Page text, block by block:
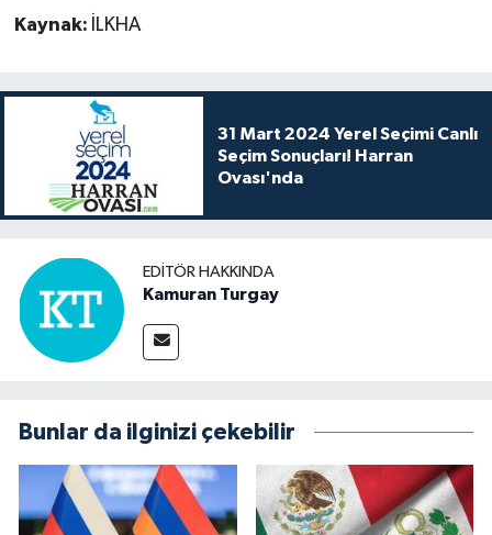
Kaynak: İLKHA
31 Mart 2024 Yerel Seçimi Canlı
Seçim Sonuçları! Harran
Ovası'nda
EDITÖR HAKKINDA
Kamuran Turgay
Bunlar da ilginizi çekebilir